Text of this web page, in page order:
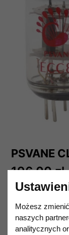
PSVANE
196,00 zł
Darmowa
Ilość DO
Możesz
naszych
analitycznych